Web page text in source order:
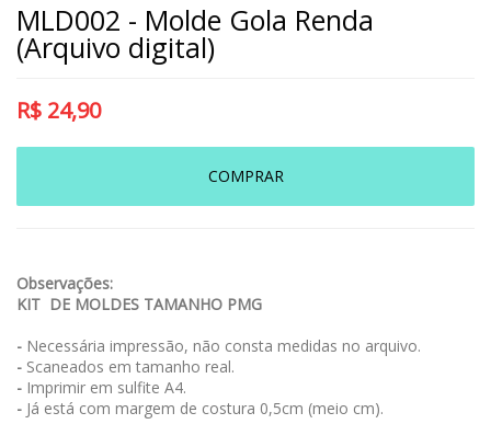
MLD002 - Molde Gola Renda
(Arquivo digital)
R$ 24,90
COMPRAR
Observações:
KIT DE MOLDES TAMANHO PMG
- Necessária impressão, não consta medidas no arquivo.
- Scaneados em tamanho real.
- Imprimir em sulfite A4.
- Já está com margem de costura 0,5cm (meio cm).